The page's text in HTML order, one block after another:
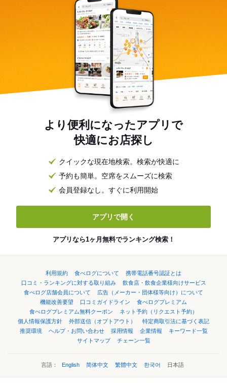
より便利になったアプリで
快適にお店探し
クイックな現在地検索。検索が快適に
予約も簡単。空席をスムーズに検索
会員登録なし。すぐに利用開始
アプリで開く
アプリなら1ヶ月無料でランキング検索！
利用規約 食べログについて
携帯電話番号認証とは
口コミ・ランキングに対する取り組み
飲食店・飲食企業様向けサービス
食べログ店舗会員について
広告（メーカー・団体様等向け）について
機能改善要望
口コミガイドライン
食べログプレミアム
食べログプレミアム無料クーポン
ネット予約（リクエスト予約）
個人情報保護方針
外部送信（オプトアウト）
特定商取引法に基づく表記
推奨環境
ヘルプ・お問い合わせ 採用情報 企業情報
キーワード一覧
サイトマップ
チェーン一覧
言語： English 简体中文 繁體中文 한국어 日本語